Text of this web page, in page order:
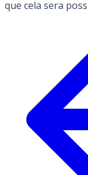
que cela sera